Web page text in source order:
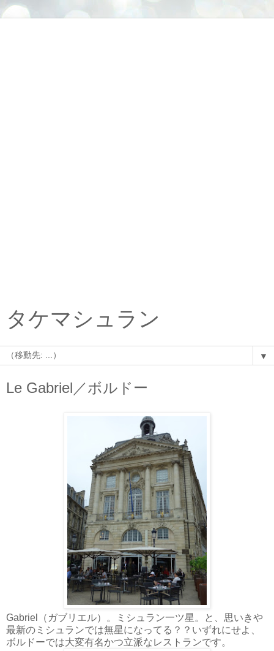
タケマシュラン
▼
Le Gabriel／ボルドー
Gabriel（ガブリエル）。ミシュラン一ツ星。と、思いきや
最新のミシュランでは無星になってる？？いずれにせよ、
ボルドーでは大変有名かつ立派なレストランです。